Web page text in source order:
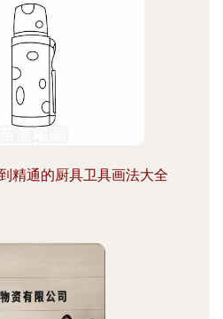
精通的厨具卫具画法大全